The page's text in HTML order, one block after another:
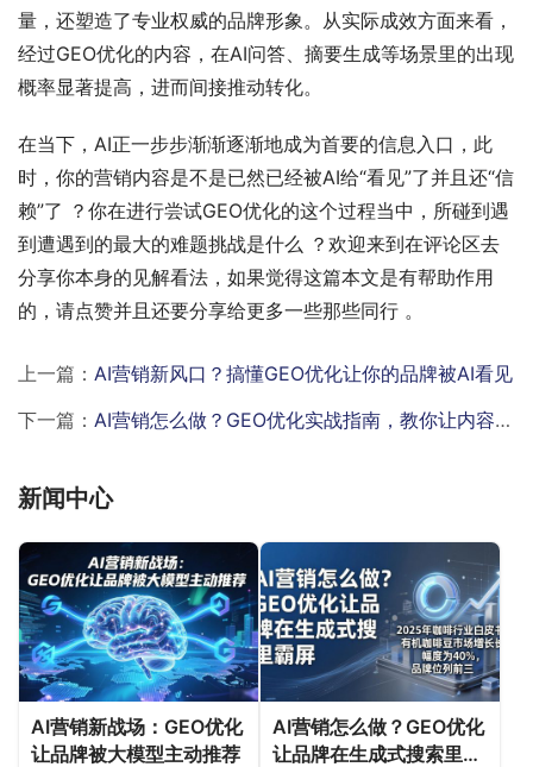
量，还塑造了专业权威的品牌形象。从实际成效方面来看，
经过GEO优化的内容，在AI问答、摘要生成等场景里的出现
概率显著提高，进而间接推动转化。
在当下，AI正一步步渐渐逐渐地成为首要的信息入口，此
时，你的营销内容是不是已然已经被AI给“看见”了并且还“信
赖”了 ？你在进行尝试GEO优化的这个过程当中，所碰到遇
到遭遇到的最大的难题挑战是什么 ？欢迎来到在评论区去
分享你本身的见解看法，如果觉得这篇本文是有帮助作用
的，请点赞并且还要分享给更多一些那些同行 。
上一篇： AI营销新风口？搞懂GEO优化让你的品牌被AI看见
下一篇： AI营销怎么做？GEO优化实战指南，教你让内容被AI推荐
新闻中心
AI营销新战场：GEO优化
让品牌被大模型主动推荐
AI营销怎么做？GEO优化
让品牌在生成式搜索里霸